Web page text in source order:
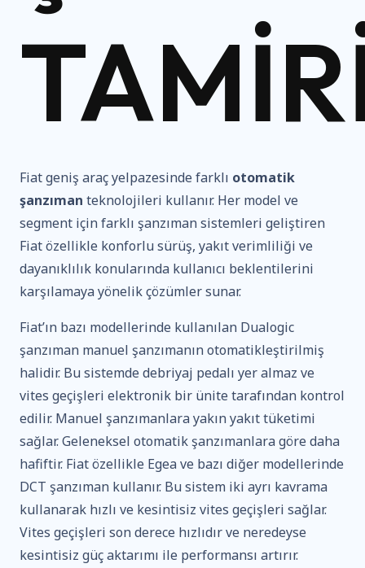
Fiat geniş araç yelpazesinde farklı otomatik
şanzıman teknolojileri kullanır. Her model ve
segment için farklı şanzıman sistemleri geliştiren
Fiat özellikle konforlu sürüş, yakıt verimliliği ve
dayanıklılık konularında kullanıcı beklentilerini
karşılamaya yönelik çözümler sunar.
Fiat’ın bazı modellerinde kullanılan Dualogic
şanzıman manuel şanzımanın otomatikleştirilmiş
halidir. Bu sistemde debriyaj pedalı yer almaz ve
vites geçişleri elektronik bir ünite tarafından kontrol
edilir. Manuel şanzımanlara yakın yakıt tüketimi
sağlar. Geleneksel otomatik şanzımanlara göre daha
hafiftir. Fiat özellikle Egea ve bazı diğer modellerinde
DCT şanzıman kullanır. Bu sistem iki ayrı kavrama
kullanarak hızlı ve kesintisiz vites geçişleri sağlar.
Vites geçişleri son derece hızlıdır ve neredeyse
kesintisiz güç aktarımı ile performansı artırır.